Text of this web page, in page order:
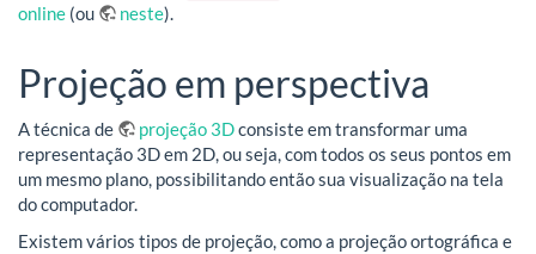
online (ou neste).
Projeção em perspectiva
A técnica de projeção 3Dconsiste em transformar uma
representação 3D em 2D, ou seja, com todos os seus pontos em
um mesmo plano, possibilitando então sua visualização na tela
do computador.
Existem vários tipos de projeção, como a projeção ortográfica e